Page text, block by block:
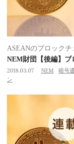
ASEANのブロックチ
NEM財団【後編】ブ
2018.03.07 NEM 暗号
ン